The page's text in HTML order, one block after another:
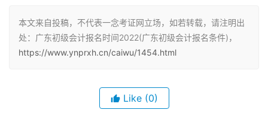
3、考生须准备标准证件数字照片（白色背景，JPG格式，
大于10KB，像素大于等于295413)，照片审核处理工具，
本文来自投稿，不代表一念考证网立场，如若转载，请注明出
处：广东初级会计报名时间2022(广东初级会计报名条件)，
https://www.ynprxh.cn/caiwu/1454.html
Like (0)